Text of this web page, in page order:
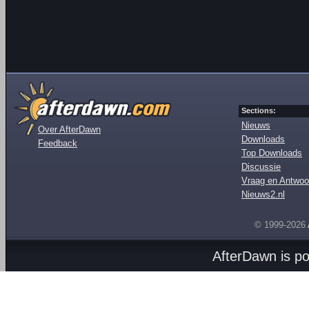
Over AfterDawn
Feedback
Sections:
Nieuws
Downloads
Top Downloads
Discussie
Vraag en
Nieuws2.nl
© 1999-2026
AfterDawn is